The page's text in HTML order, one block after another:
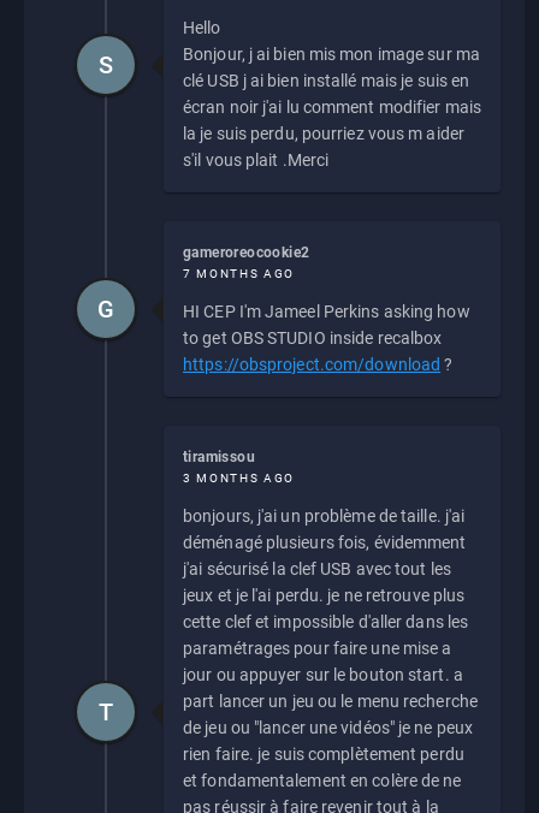
Hello
Bonjour, j ai bien mis mon image sur ma
clé USB j ai bien installé mais je suis en
écran noir j'ai lu comment modifier mais
la je suis perdu, pourriez vous m aider
s'il vous plait .Merci
S
gameroreocookie2
7 MONTHS AGO
HI CEP I'm Jameel Perkins asking how
to get OBS STUDIO inside recalbox
https://obsproject.com/download ?
G
tiramissou
3 MONTHS AGO
bonjours, j'ai un problème de taille. j'ai
déménagé plusieurs fois, évidemment
j'ai sécurisé la clef USB avec tout les
jeux et je l'ai perdu. je ne retrouve plus
cette clef et impossible d'aller dans les
paramétrages pour faire une mise a
jour ou appuyer sur le bouton start. a
part lancer un jeu ou le menu recherche
de jeu ou "lancer une vidéos" je ne peux
rien faire. je suis complètement perdu
et fondamentalement en colère de ne
pas réussir à faire revenir tout à la
T